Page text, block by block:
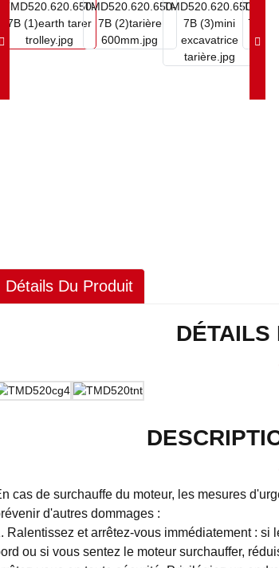
Détails Du Produit
DÉTAILS
cas de surchauffe du moteur, les mesures
d'autres dommages :
Ralentissez et arrêtez-vous immédiatement : si
ou si vous sentez le moteur surchauffer,